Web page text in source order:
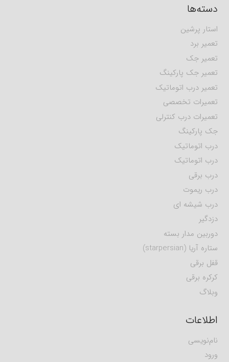
دسته‌ها
استار پرشین
تعمیر برد
تعمیر جک
تعمیر جک پارکینگ
تعمیر درب اتوماتیک
تعمیرات تخصصی
تعمیرات درب کنترلی
جک پارکینگ
درب اتوماتیک
درب اتوماتیک
درب برقی
درب ریموت
درب شیشه ای
دزدگیر
دوربین مدار بسته
ستاره آریا (starpersian)
قفل برقی
کرکره برقی
وبلاگ
اطلاعات
نام‌نویسی
ورود